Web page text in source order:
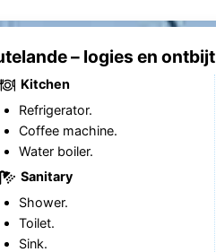
– logies en ontbijt
Kitchen
Refrigerator.
Coffee machine.
Water boiler.
Sanitary
Shower.
Toilet.
Sink.